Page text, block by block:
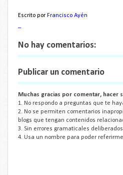
Escrito por Francisco Ayén
No hay comentarios:
Publicar un comentario
Muchas gracias por comentar, hacer
1. No respondo a preguntas que te
2. No se permiten comentarios
blogs que tengan contenidos
3. Sin errores gramaticales
4. Usa un nombre para poder